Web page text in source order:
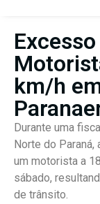
km/h
Durante uma
Norte do
um motorista a
sábado,
de trânsito.